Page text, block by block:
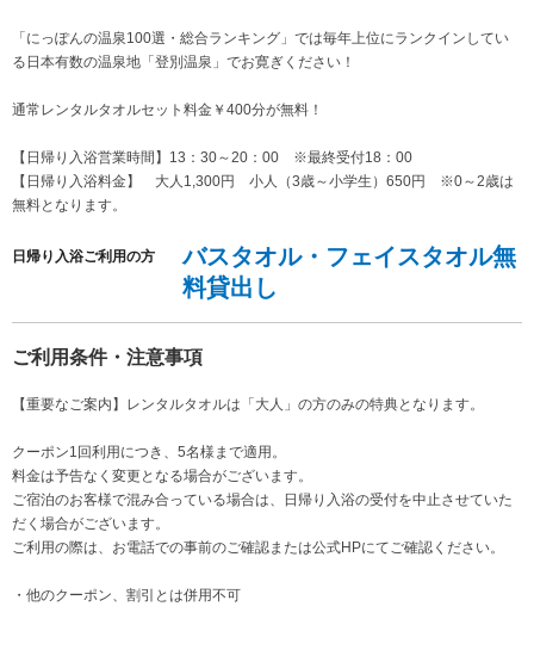
「にっぽんの温泉100選・総合ランキング」では毎年上位にランクインしてい
る日本有数の温泉地「登別温泉」でお寛ぎください！
通常レンタルタオルセット料金￥400分が無料！
【日帰り入浴営業時間】13：30～20：00 ※最終受付18：00
【日帰り入浴料金】 大人1,300円 小人（3歳～小学生）650円 ※0～2歳は
無料となります。
日帰り入浴ご利用の方
バスタオル・フェイスタオル無
料貸出し
ご利用条件・注意事項
【重要なご案内】レンタルタオルは「大人」の方のみの特典となります。
クーポン1回利用につき、5名様まで適用。
料金は予告なく変更となる場合がございます。
ご宿泊のお客様で混み合っている場合は、日帰り入浴の受付を中止させていた
だく場合がございます。
ご利用の際は、お電話での事前のご確認または公式HPにてご確認ください。
・他のクーポン、割引とは併用不可